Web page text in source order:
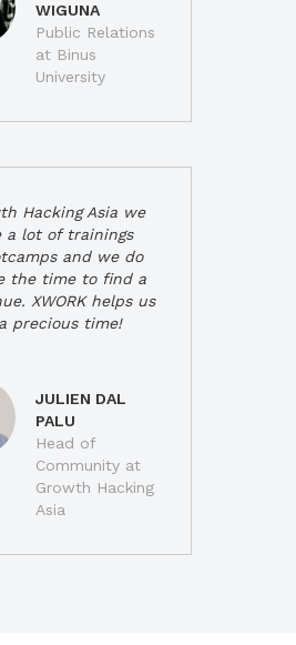
WIGUNA
Public Relations
at Binus
University
Hacking Asia we
a lot of trainings
and we do
the time to find a
XWORK helps us
precious time!
JULIEN DAL
PALU
Head of
Community at
Growth Hacking
Asia